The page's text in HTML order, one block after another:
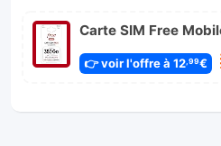
Carte SIM Free
👉 voir l'offre à 12,99€